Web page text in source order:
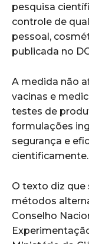
pesquisa
controle de
pessoal,
publicada no
A medida não
vacinas e
testes de
formulações
segurança e
cientificamente.
O texto diz que
métodos
Conselho